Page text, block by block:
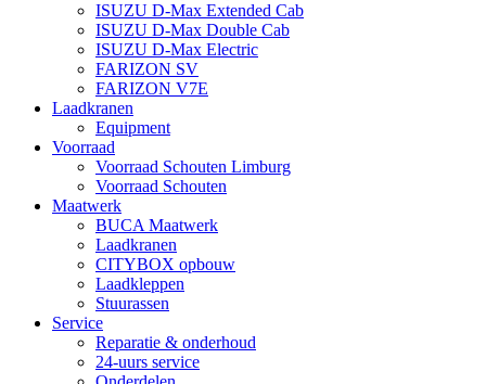
ISUZU D-Max Extended Cab
ISUZU D-Max Double Cab
ISUZU D-Max Electric
FARIZON SV
FARIZON V7E
Laadkranen
Equipment
Voorraad
Voorraad Schouten Limburg
Voorraad Schouten
Maatwerk
BUCA Maatwerk
Laadkranen
CITYBOX opbouw
Laadkleppen
Stuurassen
Service
Reparatie & onderhoud
24-uurs service